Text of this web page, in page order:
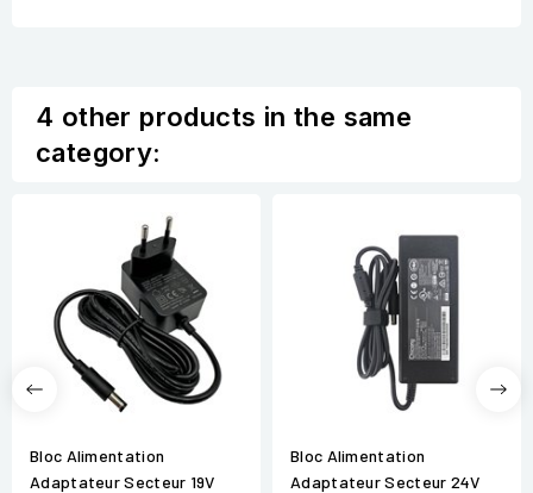
4 other products in the same
category:
Bloc Alimentation
Adaptateur Secteur 19V
Bloc Alimentation
Adaptateur Secteur 24V